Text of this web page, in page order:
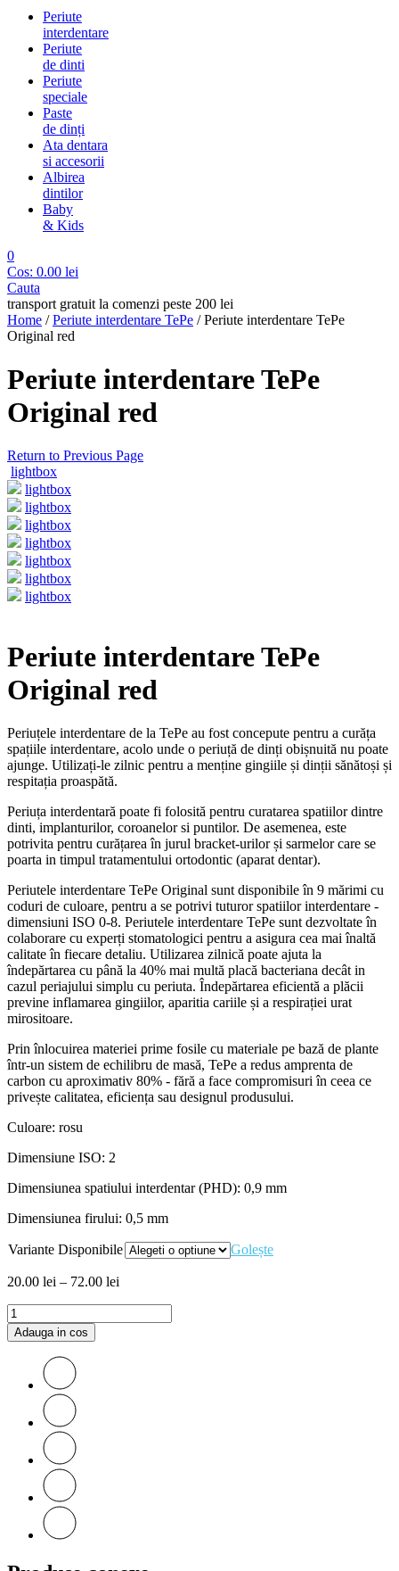
Periute
interdentare
Periute
de dinti
Periute
speciale
Paste
de dinți
Ata dentara
si accesorii
Albirea
dintilor
Baby
& Kids
0
Cos: 0.00 lei
Cauta
transport gratuit la comenzi peste 200 lei
Home / Periute interdentare TePe /Periute interdentare TePe
Original red
Periute interdentare TePe
Original red
Return to Previous Page
lightbox
lightbox
lightbox
lightbox
lightbox
lightbox
lightbox
lightbox
Periute interdentare TePe
Original red
Periuțele interdentare de la TePe au fost concepute pentru a curăța
spațiile interdentare, acolo unde o periuță de dinți obișnuită nu poate
ajunge. Utilizați-le zilnic pentru a menține gingiile și dinții sănătoși și
respitația proaspătă.
Periuța interdentară poate fi folosită pentru curatarea spatiilor dintre
dinti, implanturilor, coroanelor si puntilor. De asemenea, este
potrivita pentru curățarea în jurul bracket-urilor și sarmelor care se
poarta in timpul tratamentului ortodontic (aparat dentar).
Periutele interdentare TePe Original sunt disponibile în 9 mărimi cu
coduri de culoare, pentru a se potrivi tuturor spatiilor interdentare -
dimensiuni ISO 0-8. Periutele interdentare TePe sunt dezvoltate în
colaborare cu experți stomatologici pentru a asigura cea mai înaltă
calitate în fiecare detaliu. Utilizarea zilnică poate ajuta la
îndepărtarea cu până la 40% mai multă placă bacteriana decât in
cazul periajului simplu cu periuta. Îndepărtarea eficientă a plăcii
previne inflamarea gingiilor, aparitia cariile și a respirației urat
mirositoare.
Prin înlocuirea materiei prime fosile cu materiale pe bază de plante
într-un sistem de echilibru de masă, TePe a redus amprenta de
carbon cu aproximativ 80% - fără a face compromisuri în ceea ce
privește calitatea, eficiența sau designul produsului.
Culoare: rosu
Dimensiune ISO: 2
Dimensiunea spatiului interdentar (PHD): 0,9 mm
Dimensiunea firului: 0,5 mm
Variante Disponibile Golește
20.00 lei – 72.00 lei
Adauga in cos